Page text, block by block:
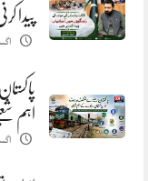
پیدا
اگست
اہم
اگست